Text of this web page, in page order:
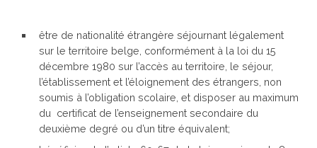
être de nationalité étrangère séjournant légalement
sur le territoire belge, conformément à la loi du 15
décembre 1980 sur l’accès au territoire, le séjour,
l’établissement et l’éloignement des étrangers, non
soumis à l’obligation scolaire, et disposer au maximum
du certificat de l’enseignement secondaire du
deuxième degré ou d’un titre équivalent;